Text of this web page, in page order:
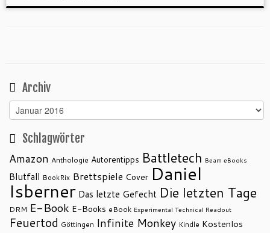
Archiv
Archiv
Schlagwörter
Amazon Anthologie Autorentipps Battletech Beam eBooks
Blutfall BookRix Brettspiele Cover Daniel
Isberner Das letzte Gefecht Die letzten Tage
DRM E-Book E-Books eBook Experimental Technical Readout
Feuertod Göttingen Infinite Monkey Kindle Kostenlos